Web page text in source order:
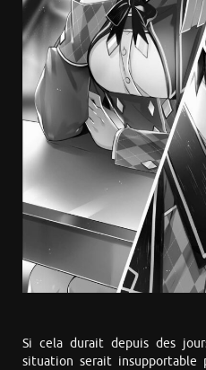
Si cela durait depuis des
situation serait insupportable